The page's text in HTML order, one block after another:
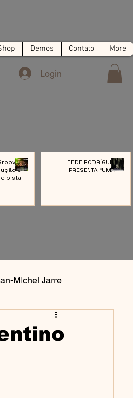
Demos Contato More
Login
MIchel Jarre
Aphex Twin
e
pista
FEDE RODRÍGUEZ
PRESENTA “UMA”